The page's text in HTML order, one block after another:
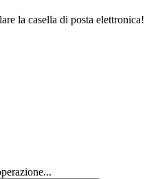
la casella di posta elettronica!